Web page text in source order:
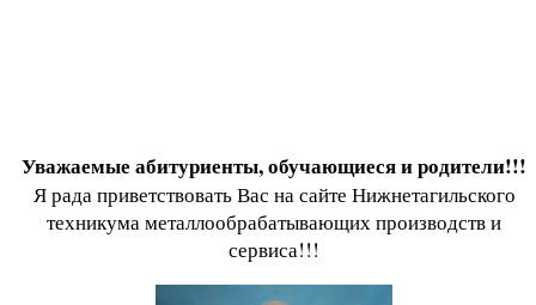
Уважаемые абитуриенты, обучающиеся и родители!!!
Я рада приветствовать Вас на сайте Нижнетагильского
техникума металлообрабатывающих производств и
сервиса!!!